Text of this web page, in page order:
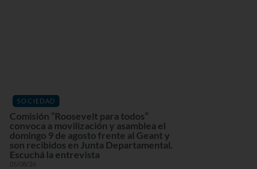
SOCIEDAD
Comisión “Roosevelt para todos”
convoca a movilización y asamblea el
domingo 9 de agosto frente al Geant y
son recibidos en Junta Departamental.
Escuchá la entrevista
05/08/26